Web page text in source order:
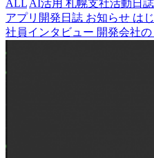
ALL AI活用 札幌支社活動日誌
アプリ開発日誌 お知らせ は
社員インタビュー 開発会社